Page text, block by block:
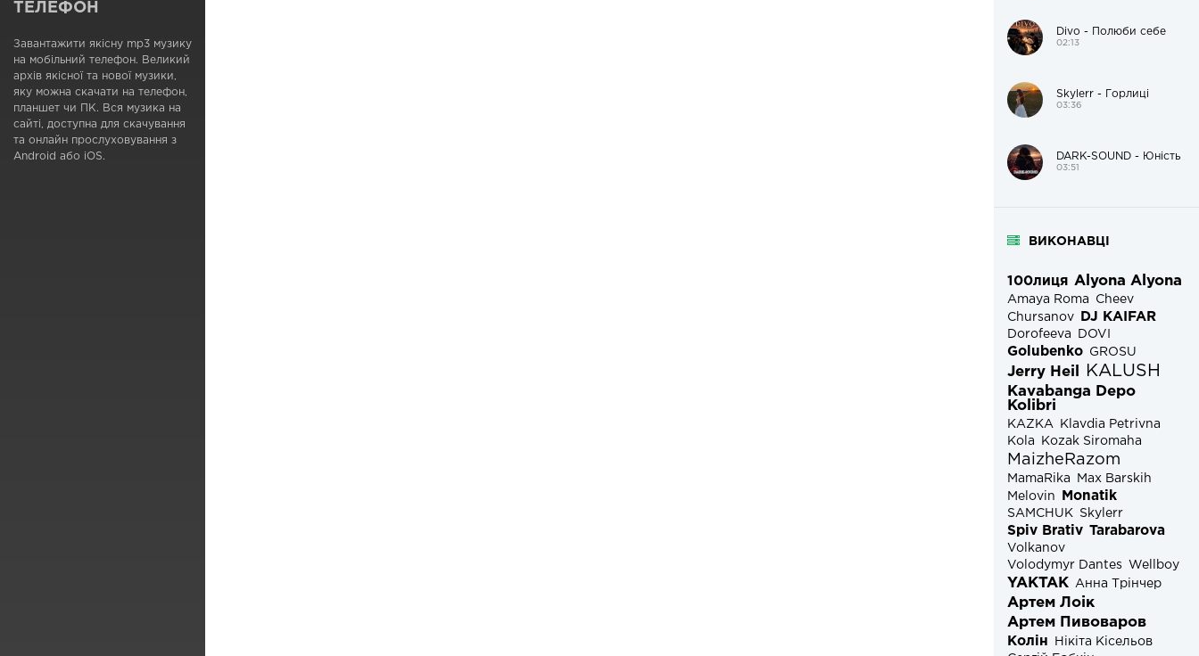
ТЕЛЕФОН
Завантажити якісну mp3 музику
на мобільний телефон. Великий
архів якісної та нової музики,
яку можна скачати на телефон,
планшет чи ПК. Вся музика на
сайті, доступна для скачування
та онлайн прослуховування з
Android або iOS.
Divo - Полюби себе
02:13
Skylerr - Горлиці
03:36
DARK-SOUND - Юність
03:51
ВИКОНАВЦІ
100лиця Alyona Alyona
Amaya Roma
Cheev
Chursanov
DJ KAIFAR
Dorofeeva DOVI
Golubenko GROSU
Jerry Heil KALUSH
Kavabanga Depo
Kolibri
KAZKA
Klavdia Petrivna
Kola
Kozak Siromaha
MaizheRazom
MamaRika
Max Barskih
Melovin
Monatik
SAMCHUK Skylerr
Spiv Brativ Tarabarova
Volkanov
Volodymyr Dantes
Wellboy
YAKTAK Анна Трінчер
Артем Лоік
Артем Пивоваров
Колін
Нікіта Кісельов